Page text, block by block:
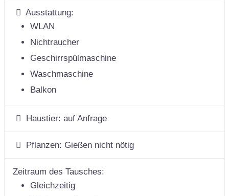
Ausstattung:
WLAN
Nichtraucher
Geschirrspülmaschine
Waschmaschine
Balkon
Haustier:auf Anfrage
Pflanzen: Gießen nicht nötig
Zeitraum des Tausches:
Gleichzeitig